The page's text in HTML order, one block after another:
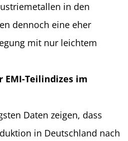
in den
dennoch eine eher
mit nur leichtem
EMI-Teilindizes im
Daten zeigen, dass
in Deutschland nach